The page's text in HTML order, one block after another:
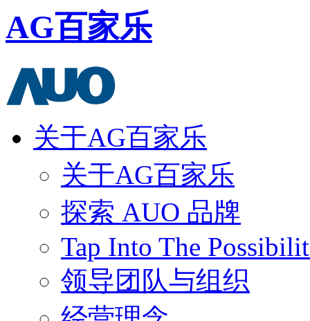
AG百家乐
关于AG百家乐
关于AG百家乐
探索 AUO 品牌
Tap Into The
领导团队与组织